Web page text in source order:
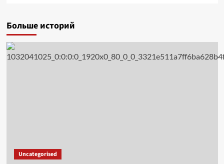
Больше историй
Uncategorised